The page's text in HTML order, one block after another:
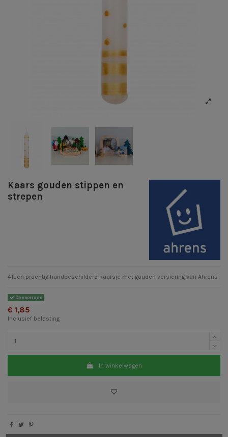
Kaars gouden stippen en
strepen
41Een prachtig handbeschilderd kaarsje met gouden versiering van Ahrens
Op voorraad
€ 1,85
Inclusief belasting
In winkelwagen